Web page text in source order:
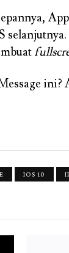
ini?
IOS 10